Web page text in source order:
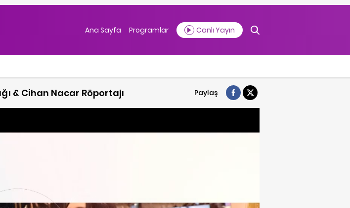
Ana Sayfa Programlar Canlı Yayın
& Cihan Nacar Röportajı Paylaş